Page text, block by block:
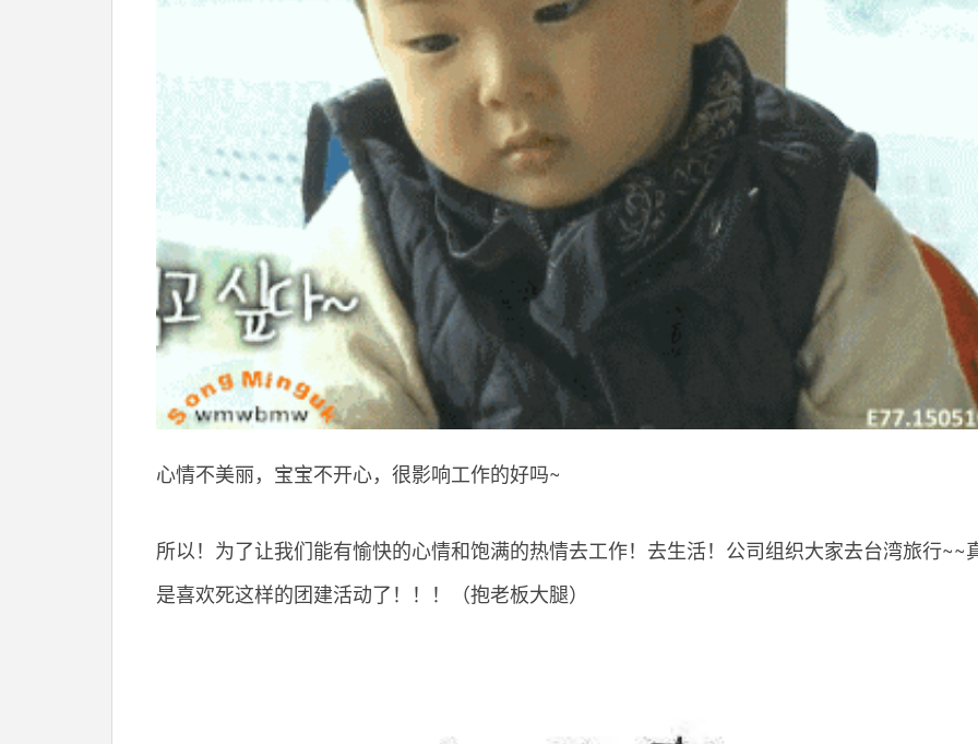
心情不美丽，宝宝不开心，很影响工作的好吗~
所以！为了让我们能有愉快的心情和饱满的热情去工作！去生活！公司组织大家去台湾旅行~~
是喜欢死这样的团建活动了！！！（抱老板大腿）